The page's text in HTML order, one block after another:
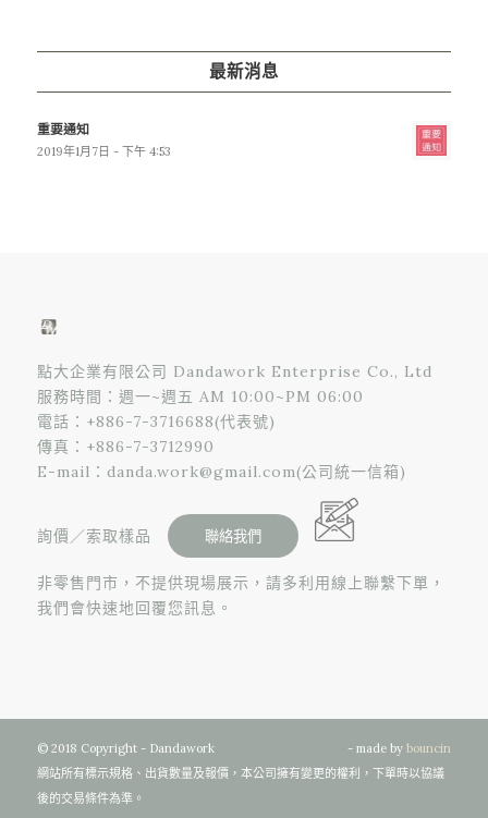
最新消息
重要通知
2019年1月7日 - 下午 4:53
點大企業有限公司 Dandawork Enterprise Co., Ltd
服務時間：週一~週五 AM 10:00~PM 06:00
電話： +886-7-3716688(代表號)
傳真：+886-7-3712990
E-mail： danda.work@gmail.com(公司統一信箱)
詢價／索取樣品
非零售門市，不提供現場展示，請多利用線上聯繫下單，
我們會快速地回覆您訊息。
© 2018 Copyright - Dandawork - made bybouncin
網站所有標示規格、出貨數量及報價，本公司擁有變更的權利，下單時以協議
後的交易條件為準。